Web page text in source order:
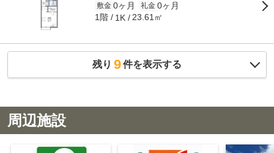
敷金 0ヶ月 礼金 0ヶ月
1階 1K 23.61㎡
残り 9件を表示する
周辺施設